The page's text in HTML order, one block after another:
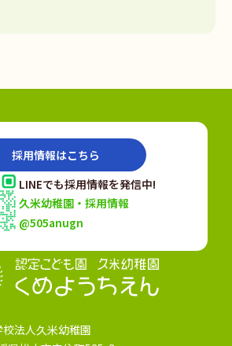
法人久米幼稚園
採用情報はこちら
LINEでも採用情報を発信中!
久米幼稚園・採用情報
@505anugn